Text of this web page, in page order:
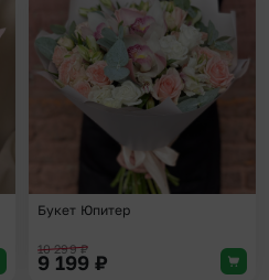
Добавить в избранное
Букет Юпитер
10 299₽
9 199 ₽